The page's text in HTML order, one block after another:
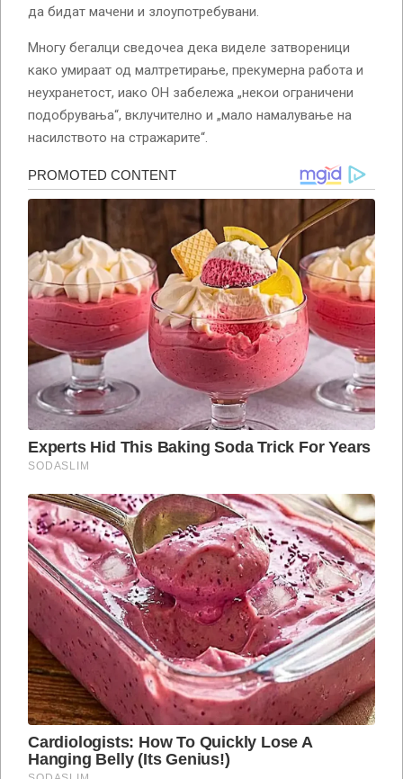
да бидат мачени и злоупотребувани.
Многу бегалци сведочеа дека виделе затвореници
како умираат од малтретирање, прекумерна работа и
неухранетост, иако ОН забележа „некои ограничени
подобрувања“, вклучително и „мало намалување на
насилството на стражарите“.